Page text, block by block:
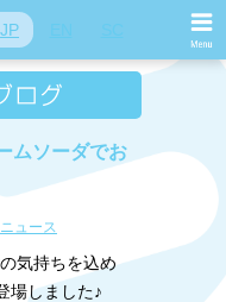
JP
ムソーダでお
ュース
気持ちを込め
場しました♪